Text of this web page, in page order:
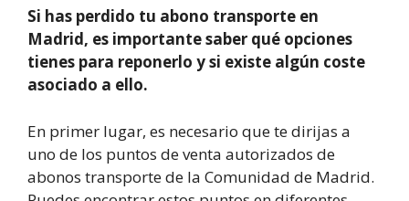
Si has perdido tu abono transporte en
Madrid, es importante saber qué opciones
tienes para reponerlo y si existe algún coste
asociado a ello.
En primer lugar, es necesario que te dirijas a
uno de los puntos de venta autorizados de
abonos transporte de la Comunidad de Madrid.